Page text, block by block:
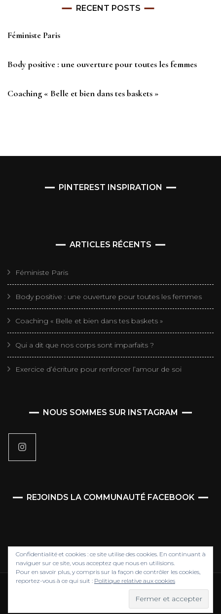
RECENT POSTS
Féministe Paris
Body positive : une ouverture pour toutes les femmes
Coaching « Belle et bien dans tes baskets »
PINTEREST INSPIRATION
ARTICLES RÉCENTS
Féministe Paris
Body positive : une ouverture pour toutes les femmes
Coaching « Belle et bien dans tes baskets »
Qui a dit que nos corps sont imparfaits ?
Exercice d’écriture pour renforcer l’amour de soi
NOUS SOMMES SUR INSTAGRAM
Confidentialité et cookies : ce site utilise des cookies. En continuant à
naviguer sur ce site, vous acceptez que nous en utilisions.
Pour en savoir plus, y compris sur la façon de contrôler les cookies,
reportez-vous à ce qui suit : Politique relative aux cookies
REJOINDS LA COMMUNAUTÉ FACEBOOK
Association Belle ô pluri'elle. Tous Droits Réservés @2013-
Blossom Fashion | Développé parBlossom Themes
WordPress